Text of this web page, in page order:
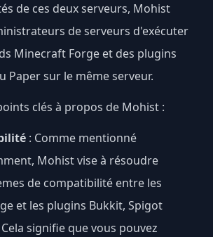
de ces deux serveurs, Mohist
de serveurs d'exécuter
Minecraft Forge et des plugins
Paper sur le même serveur.
clés à propos de Mohist :
: Comme mentionné
Mohist vise à résoudre
de compatibilité entre les
et les plugins Bukkit, Spigot
signifie que vous pouvez